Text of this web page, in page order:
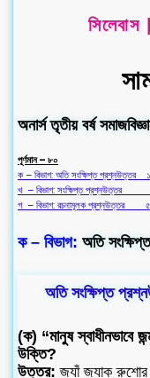
অনার্স তৃতীয় বর্ষ
পূর্ণমান – ৮০
ক – বিভাগ: অতি সংক্ষিপ্ত
খ – বিভাগ: সংক্ষিপ্ত
গ – বিভাগ: রচনামূলক প্রশ্নউত্তর
ক – বিভাগ: অতি
অতি সংক্ষিপ্ত
(ক) “মানুষ স্বাধীনভাবে
উক্তি?
উত্তর: জ্যাঁ জ্যাক